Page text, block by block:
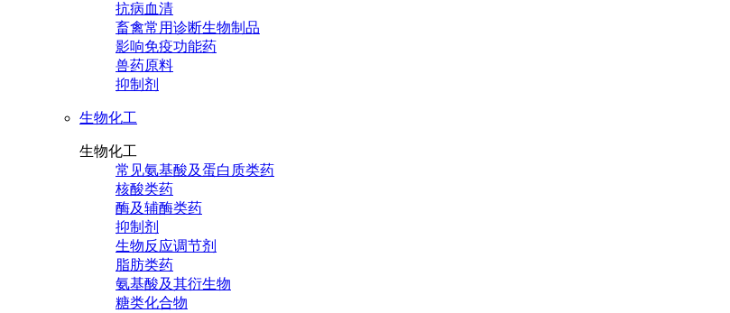
抗病血清
畜禽常用诊断生物制品
影响免疫功能药
兽药原料
抑制剂
生物化工
生物化工
常见氨基酸及蛋白质类药
核酸类药
酶及辅酶类药
抑制剂
生物反应调节剂
脂肪类药
氨基酸及其衍生物
糖类化合物